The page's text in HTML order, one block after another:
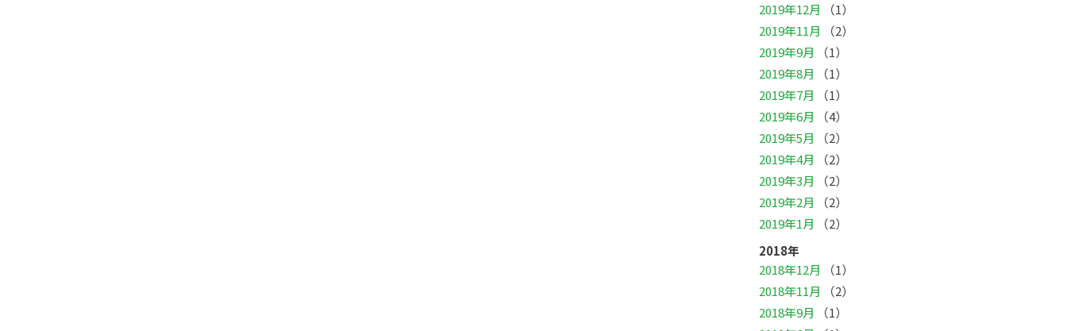
2019年12月
（1）
2019年11月
（2）
2019年9月
（1）
2019年8月
（1）
2019年7月
（1）
2019年6月
（4）
2019年5月
（2）
2019年4月
（2）
2019年3月
（2）
2019年2月
（2）
2019年1月
（2）
2018年
2018年12月
（1）
2018年11月
（2）
2018年9月
（1）